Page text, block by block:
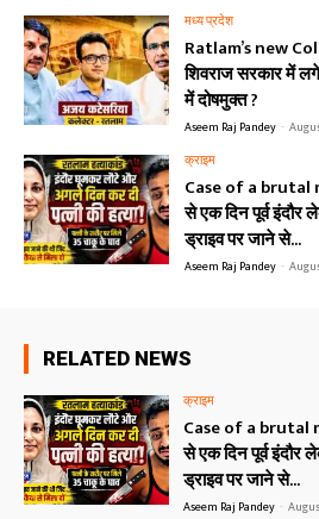
मध्य प्रदेश
Ratlam’s new
शिवराज सरकार में
में दोषमुक्त ?
Aseem Raj Pandey -
क्राइम
Case of a brutal
से एक दिन पूर्व इंदौर
ड्राइव पर जाने से...
Aseem Raj Pandey -
RELATED NEWS
क्राइम
Case of a brutal
से एक दिन पूर्व इंदौर
ड्राइव पर जाने से...
Aseem Raj Pandey -